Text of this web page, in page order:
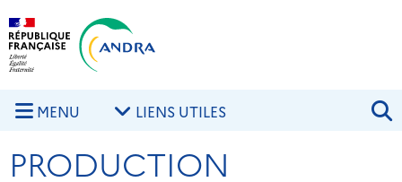
Aller au contenu principal
MENU LIENS UTILES
PRODUCTION